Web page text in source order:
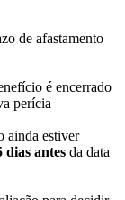
de afastamento
é encerrado
perícia
ainda estiver
dias antes da data